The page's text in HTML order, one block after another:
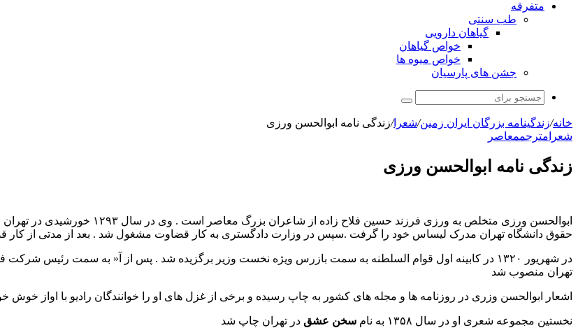
متفرقه
طب سنتی
گیاهان دارویی
خواص گیاهان
خواص میوه ها
جشن های پارسیان
جستجو
برای
خانه/زندگینامه بزرگان ایران زمین/شعرا/زندگی نامه ابوالحسن ورزی
شعرا مترجممعاصر
زندگی نامه ابوالحسن ورزی
حقوق دانشگاه تهران مدرک لیساس خود را گرفت .سپس در وزارت دادگستری به کار قضاوت مشغول شد . بعد از مدتی از کار
در شهریور ۱۳۲۰ در کابینه اول قوام السلطنه به سمت بازرس ویژه نخست وزیر برگزیده شد . پس از آ« به سمت
تهران منصوب شد
اشعار ابوالحسن وزری در روزنامه ها و مجله های کشور به چاپ رسیده و برخی از غزل های او را خوانندگان رادیو با اواز خوش
نخستین مجموعه شعری او در سال ۱۳۵۸ به نام سخن عشق در تهران چاپ شد